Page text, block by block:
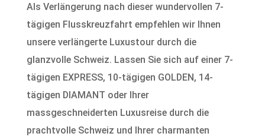
Als Verlängerung nach dieser wundervollen 7-
tägigen Flusskreuzfahrt empfehlen wir Ihnen
unsere verlängerte Luxustour durch die
glanzvolle Schweiz. Lassen Sie sich auf einer 7-
tägigen EXPRESS, 10-tägigen GOLDEN, 14-
tägigen DIAMANT oder Ihrer
massgeschneiderten Luxusreise durch die
prachtvolle Schweiz und Ihrer charmanten